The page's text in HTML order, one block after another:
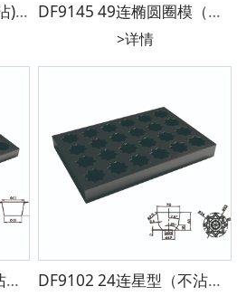
DF9105 25连华夫棒(不沾) 镀铝 上模:724*394*23mm 下模：733*403*35mm 中模：130*40*20mm DF9145 49连椭圆圈模（双面不沾）304不锈钢 485*327*25mm 65*45*25mm
>详情
DF9103 24连圆型（不沾）镀铝 600*400*40mm 圆径61*圆径48*37mm DF9102 24连星型（不沾）镀铝 600*400*65mm 78*60mm